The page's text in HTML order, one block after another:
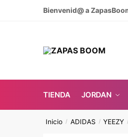
Bienvenid@ a
TIENDA JORDAN
Inicio / ADIDAS / YEEZY